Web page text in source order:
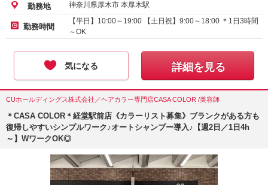
勤務地 神奈川県厚木市 本厚木駅
勤務時間
【平日】10:00～19:00 【土日祝】9:00～18:00 ＊1日3時間
～OK
気になる 詳細を見る
CUホールディングス株式会社／ヘアカラー専門店CASA COLOR /美容師
＊CASA COLOR＊経堂駅前店《カラーリスト募集》ブランクがある方も
復帰しやすいシンプルワーク♪オートシャンプー導入♪【週2日／1日4h
～】WワークOK◎